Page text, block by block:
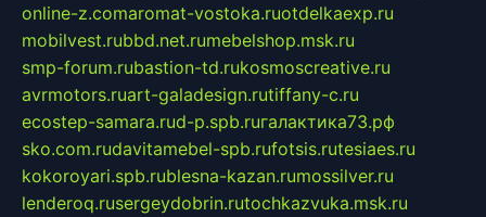
online-z.comaromat-vostoka.ruotdelkaexp.ru
mobilvest.rubbd.net.rumebelshop.msk.ru
smp-forum.rubastion-td.rukosmoscreative.ru
avrmotors.ruart-galadesign.rutiffany-c.ru
ecostep-samara.rud-p.spb.ruгалактика73.рф
sko.com.rudavitamebel-spb.rufotsis.rutesiaes.ru
kokoroyari.spb.rublesna-kazan.rumossilver.ru
lenderoq.rusergeydobrin.rutochkazvuka.msk.ru